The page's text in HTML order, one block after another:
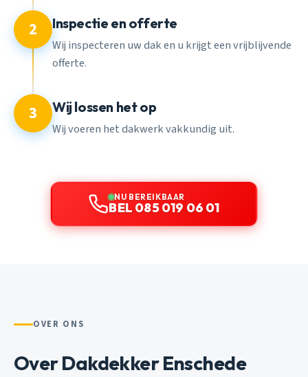
2 Inspectie en offerte
Wij inspecteren uw dak en u krijgt een vrijblijvende
offerte.
3 Wij lossen het op
Wij voeren het dakwerk vakkundig uit.
NU BEREIKBAAR
BEL 085 019 06 01
OVER ONS
Over Dakdekker Enschede